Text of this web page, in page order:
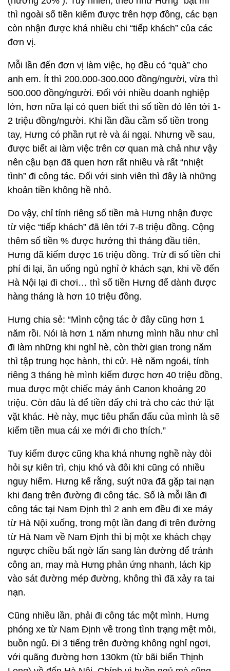
thì ngoài số tiền kiếm được trên hợp đồng, các bạn
còn nhận được khá nhiều chi “tiếp khách” của các
đơn vị.
Mỗi lần đến đơn vị làm việc, họ đều có “quà” cho
anh em. Ít thì 200.000-300.000 đồng/người, vừa thì
500.000 đồng/người. Đối với nhiều doanh nghiệp
lớn, hơn nữa lại có quen biết thì số tiền đó lên tới 1-
2 triệu đồng/người. Khi lần đầu cầm số tiền trong
tay, Hưng có phần rụt rè và ái ngại. Nhưng về sau,
được biết ai làm việc trên cơ quan mà chả như vậy
nên cậu bạn đã quen hơn rất nhiều và rất “nhiệt
tình” đi công tác. Đối với sinh viên thì đây là những
khoản tiền không hề nhỏ.
Do vậy, chỉ tính riêng số tiền mà Hưng nhận được
từ việc “tiếp khách” đã lên tới 7-8 triệu đồng. Cộng
thêm số tiền % được hưởng thì tháng đầu tiên,
Hưng đã kiếm được 16 triệu đồng. Trừ đi số tiền chi
phí đi lại, ăn uống ngủ nghỉ ở khách sạn, khi về đến
Hà Nội lại đi chơi… thì số tiền Hưng để dành được
hàng tháng là hơn 10 triệu đồng.
Hưng chia sẻ: “Mình cộng tác ở đây cũng hơn 1
năm rồi. Nói là hơn 1 năm nhưng mình hầu như chỉ
đi làm những khi nghỉ hè, còn thời gian trong năm
thì tập trung học hành, thi cử. Hè năm ngoái, tính
riêng 3 tháng hè mình kiếm được hơn 40 triệu đồng,
mua được một chiếc máy ảnh Canon khoảng 20
triệu. Còn đâu là để tiền đấy chi trả cho các thứ lặt
vặt khác. Hè này, mục tiêu phấn đấu của mình là sẽ
kiếm tiền mua cái xe mới đi cho thích.”
Tuy kiếm được cũng kha khá nhưng nghề này đòi
hỏi sự kiên trì, chịu khó và đôi khi cũng có nhiều
nguy hiểm. Hưng kể rằng, suýt nữa đã gặp tai nạn
khi đang trên đường đi công tác. Số là mỗi lần đi
công tác tại Nam Định thì 2 anh em đều đi xe máy
từ Hà Nội xuống, trong một lần đang đi trên đường
từ Hà Nam về Nam Định thì bị một xe khách chạy
ngược chiều bất ngờ lấn sang làn đường để tránh
công an, may mà Hưng phản ứng nhanh, lách kịp
vào sát đường mép đường, không thì đã xảy ra tai
nạn.
Cũng nhiều lần, phải đi công tác một mình, Hưng
phóng xe từ Nam Định về trong tình trạng mệt mỏi,
buồn ngủ. Đi 3 tiếng trên đường không nghỉ ngơi,
với quãng đường hơn 130km (từ bãi biển Thịnh